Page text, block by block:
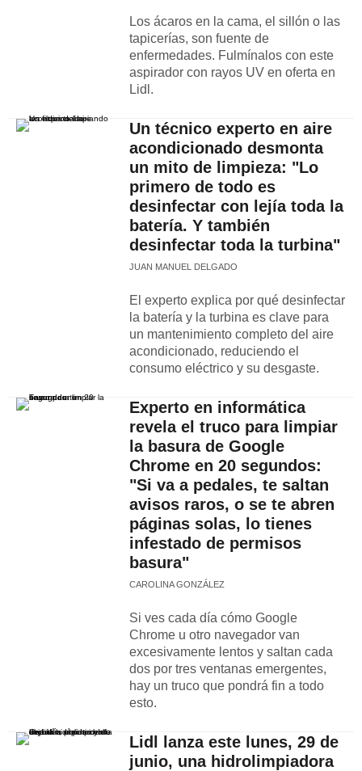
Los ácaros en la cama, el sillón o las
tapicerías, son fuente de
enfermedades. Fulmínalos con este
aspirador con rayos UV en oferta en
Lidl.
Un técnico experto en aire
acondicionado desmonta
un mito de limpieza: "Lo
primero de todo es
desinfectar con lejía toda la
batería. Y también
desinfectar toda la turbina"
JUAN MANUEL DELGADO
El experto explica por qué desinfectar
la batería y la turbina es clave para
un mantenimiento completo del aire
acondicionado, reduciendo el
consumo eléctrico y su desgaste.
Experto en informática
revela el truco para limpiar
la basura de Google
Chrome en 20 segundos:
"Si va a pedales, te saltan
avisos raros, o se te abren
páginas solas, lo tienes
infestado de permisos
basura"
CAROLINA GONZÁLEZ
Si ves cada día cómo Google
Chrome u otro navegador van
excesivamente lentos y saltan cada
dos por tres ventanas emergentes,
hay un truco que pondrá fin a todo
esto.
Lidl lanza este lunes, 29 de
junio, una hidrolimpiadora